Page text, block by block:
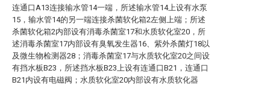
连通口A13连接输水管14一端，所述输水管14上设有水泵
15，输水管14的另一端连接杀菌软化箱2左侧上端；所述
杀菌软化箱2内部设有消毒杀菌室17和水质软化室20，所
述消毒杀菌室17内部设有臭氧发生器16、紫外杀菌灯18以
及微生物检测器28；消毒杀菌室17与水质软化室20之间设
有挡水板B23，所述挡水板B23上设有连通口B21，连通口
B21内设有电磁阀；水质软化室20内部设有水质软化器